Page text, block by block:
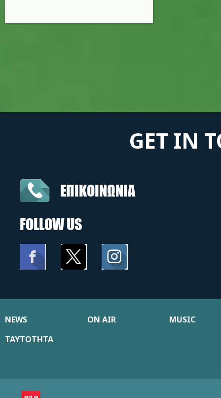
GET IN
ΕΠΙΚΟΙΝΩΝΙΑ
FOLLOW US
NEWS ON AIR
MUSIC
ΤΑΥΤΟΤΗΤΑ